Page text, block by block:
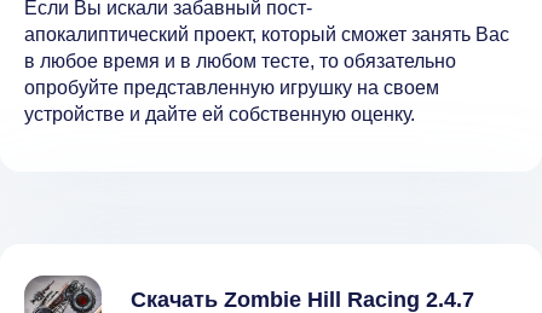
Если Вы искали забавный пост-
апокалиптический проект, который сможет занять Вас
в любое время и в любом тесте, то обязательно
опробуйте представленную игрушку на своем
устройстве и дайте ей собственную оценку.
Скачать Zombie Hill Racing 2.4.7